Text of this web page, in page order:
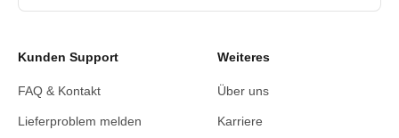
Kunden Support
FAQ & Kontakt
Lieferproblem melden
Weiteres
Über uns
Karriere